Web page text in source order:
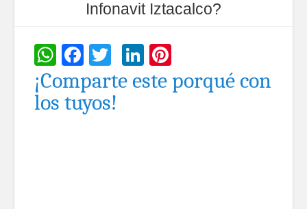
Infonavit Iztacalco?
WhatsApp
Facebook
TwitterLinkedIn
¡Comparte este porqué con
los tuyos!